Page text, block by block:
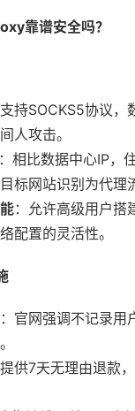
靠谱安全吗？
持SOCKS5协议，
人攻击。
：相比数据中心IP，
标网站识别为代理
：允许高级用户搭
配置的灵活性。
：官网强调不记录用
供7天无理由退款